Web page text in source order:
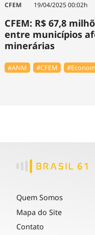
CFEM 19/04/2025 00:02h
CFEM: R$ 67,8
entre municípios
minerárias
#ANM #CFEM
Quem Somos
Mapa do Site
Contato